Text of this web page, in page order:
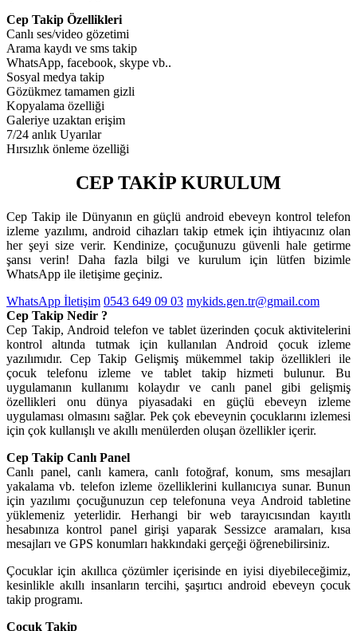
Cep Takip Özellikleri
Canlı ses/video gözetimi
Arama kaydı ve sms takip
WhatsApp, facebook, skype vb..
Sosyal medya takip
Gözükmez tamamen gizli
Kopyalama özelliği
Galeriye uzaktan erişim
7/24 anlık Uyarılar
Hırsızlık önleme özelliği
CEP TAKİP KURULUM
Cep Takip ile Dünyanın en güçlü android ebeveyn kontrol telefon
izleme yazılımı, android cihazları takip etmek için ihtiyacınız olan
her şeyi size verir. Kendinize, çocuğunuzu güvenli hale getirme
şansı verin! Daha fazla bilgi ve kurulum için lütfen bizimle
WhatsApp ile iletişime geçiniz.
WhatsApp İletişim 0543 649 09 03 mykids.gen.tr@gmail.com
Cep Takip Nedir ?
Cep Takip, Android telefon ve tablet üzerinden çocuk aktivitelerini
kontrol altında tutmak için kullanılan Android çocuk izleme
yazılımıdır. Cep Takip Gelişmiş mükemmel takip özellikleri ile
çocuk telefonu izleme ve tablet takip hizmeti bulunur. Bu
uygulamanın kullanımı kolaydır ve canlı panel gibi gelişmiş
özellikleri onu dünya piyasadaki en güçlü ebeveyn izleme
uygulaması olmasını sağlar. Pek çok ebeveynin çocuklarını izlemesi
için çok kullanışlı ve akıllı menülerden oluşan özellikler içerir.
Cep Takip Canlı Panel
Canlı panel, canlı kamera, canlı fotoğraf, konum, sms mesajları
yakalama vb. telefon izleme özelliklerini kullanıcıya sunar. Bunun
için yazılımı çocuğunuzun cep telefonuna veya Android tabletine
yüklemeniz yeterlidir. Herhangi bir web tarayıcısından kayıtlı
hesabınıza kontrol panel girişi yaparak Sessizce aramaları, kısa
mesajları ve GPS konumları hakkındaki gerçeği öğrenebilirsiniz.
Çocuklar için akıllıca çözümler içerisinde en iyisi diyebileceğimiz,
kesinlikle akıllı insanların tercihi, şaşırtıcı android ebeveyn çocuk
takip programı.
Çocuk Takip